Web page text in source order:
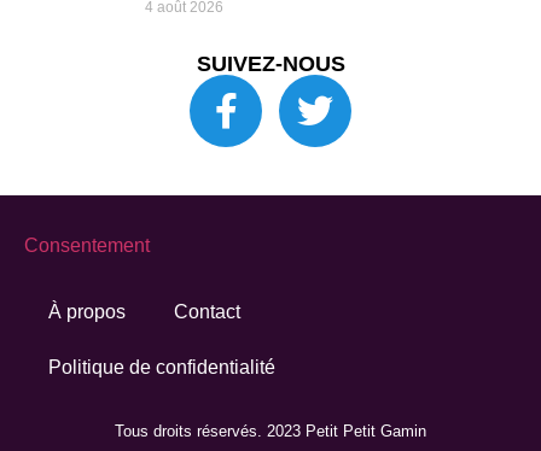
4 août 2026
SUIVEZ-NOUS
Tous droits réservés. 2023 Petit Petit Gamin
À propos Contact
Politique de confidentialité
Consentement